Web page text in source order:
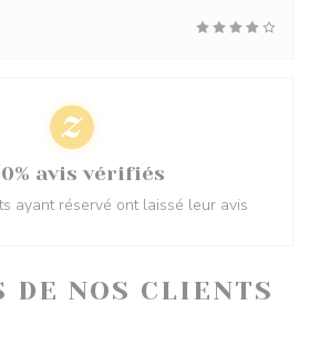
DE NOS CLIENTS
avis vérifiés
ayant réservé ont laissé leur avis